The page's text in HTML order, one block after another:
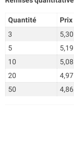
Quantité
3
5
10
20
50